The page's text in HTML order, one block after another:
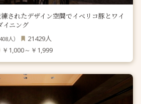
されたデザイン空間でイベリコ豚とワイ
イニング
408人） 21429人
￥1,000～￥1,999